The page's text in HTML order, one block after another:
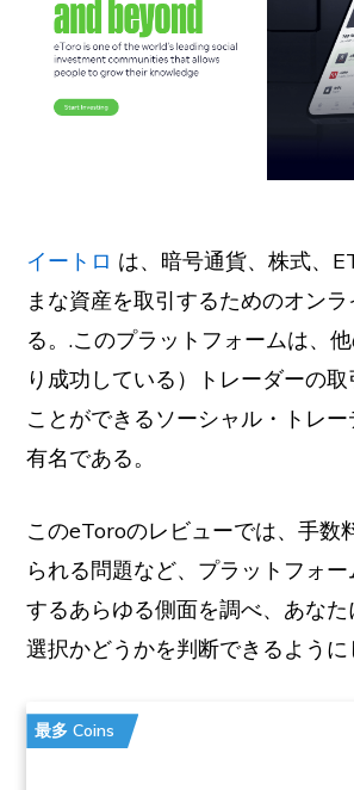
イートロ は、暗号通貨、株式、
まな資産を取引するためのオン
る。.このプラットフォームは、
り成功している）トレーダーの
ことができるソーシャル・トレ
有名である。
このeToroのレビューでは、手数
られる問題など、プラットフォ
するあらゆる側面を調べ、あな
選択かどうかを判断できるように
最多 Coins